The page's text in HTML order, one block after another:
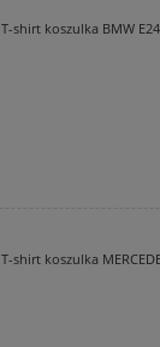
T-shirt koszulka BMW
T-shirt koszulka